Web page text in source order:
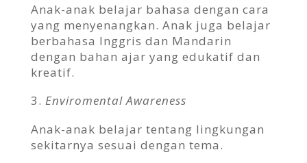
Anak-anak belajar bahasa dengan cara
yang menyenangkan. Anak juga belajar
berbahasa Inggris dan Mandarin
dengan bahan ajar yang edukatif dan
kreatif.
Enviromental Awareness
Anak-anak belajar tentang lingkungan
sekitarnya sesuai dengan tema.